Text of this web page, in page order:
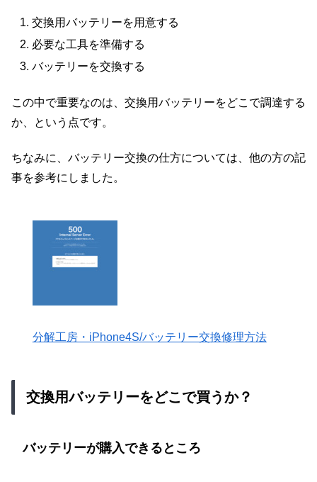
交換用バッテリーを用意する
必要な工具を準備する
バッテリーを交換する
この中で重要なのは、交換用バッテリーをどこで調達する
か、という点です。
ちなみに、バッテリー交換の仕方については、他の方の記
事を参考にしました。
分解工房・iPhone4S/バッテリー交換修理方法
交換用バッテリーをどこで買うか？
バッテリーが購入できるところ